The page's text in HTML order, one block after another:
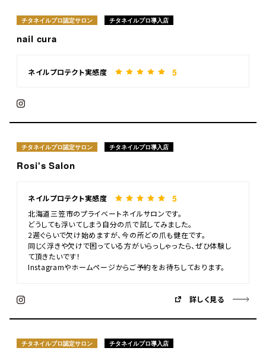
チタネイルプロ認定サロン チタネイルプロ導入店
nail cura
ネイルプロテクト実感度 5
チタネイルプロ認定サロン チタネイルプロ導入店
Rosi's Salon
ネイルプロテクト実感度 5
北海道三笠市のプライベートネイルサロンです。
どうしても浮いてしまう自分の爪で試してみました。
2週ぐらいで欠け始めますが、今の所どの爪も健在です。
同じく浮きや欠けで困っている方がいらっしゃったら、ぜひ体験し
て頂きたいです！
Instagramやホームページからご予約をお待ちしております。
詳しく見る
チタネイルプロ認定サロン チタネイルプロ導入店